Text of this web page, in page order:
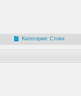
Категория: Стоки